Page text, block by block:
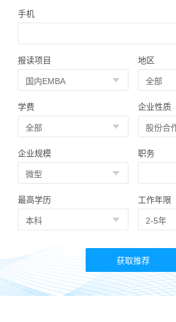
手机
报读项目 地区
学费 企业性质
企业规模 职务
最高学历 工作年限